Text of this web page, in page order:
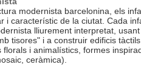
modernista barcelonina, els
i característic de la ciutat. Cada
lliurement interpretat,
tisores" i a construir edificis
i animalístics, formes
ceràmica).